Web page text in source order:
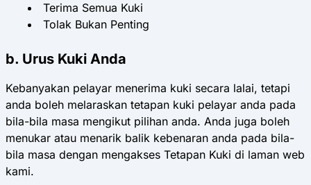
Terima Semua Kuki
Tolak Bukan Penting
b. Urus Kuki Anda
Kebanyakan pelayar menerima kuki secara lalai, tetapi
anda boleh melaraskan tetapan kuki pelayar anda pada
bila-bila masa mengikut pilihan anda. Anda juga boleh
menukar atau menarik balik kebenaran anda pada bila-
bila masa dengan mengakses Tetapan Kuki di laman web
kami.